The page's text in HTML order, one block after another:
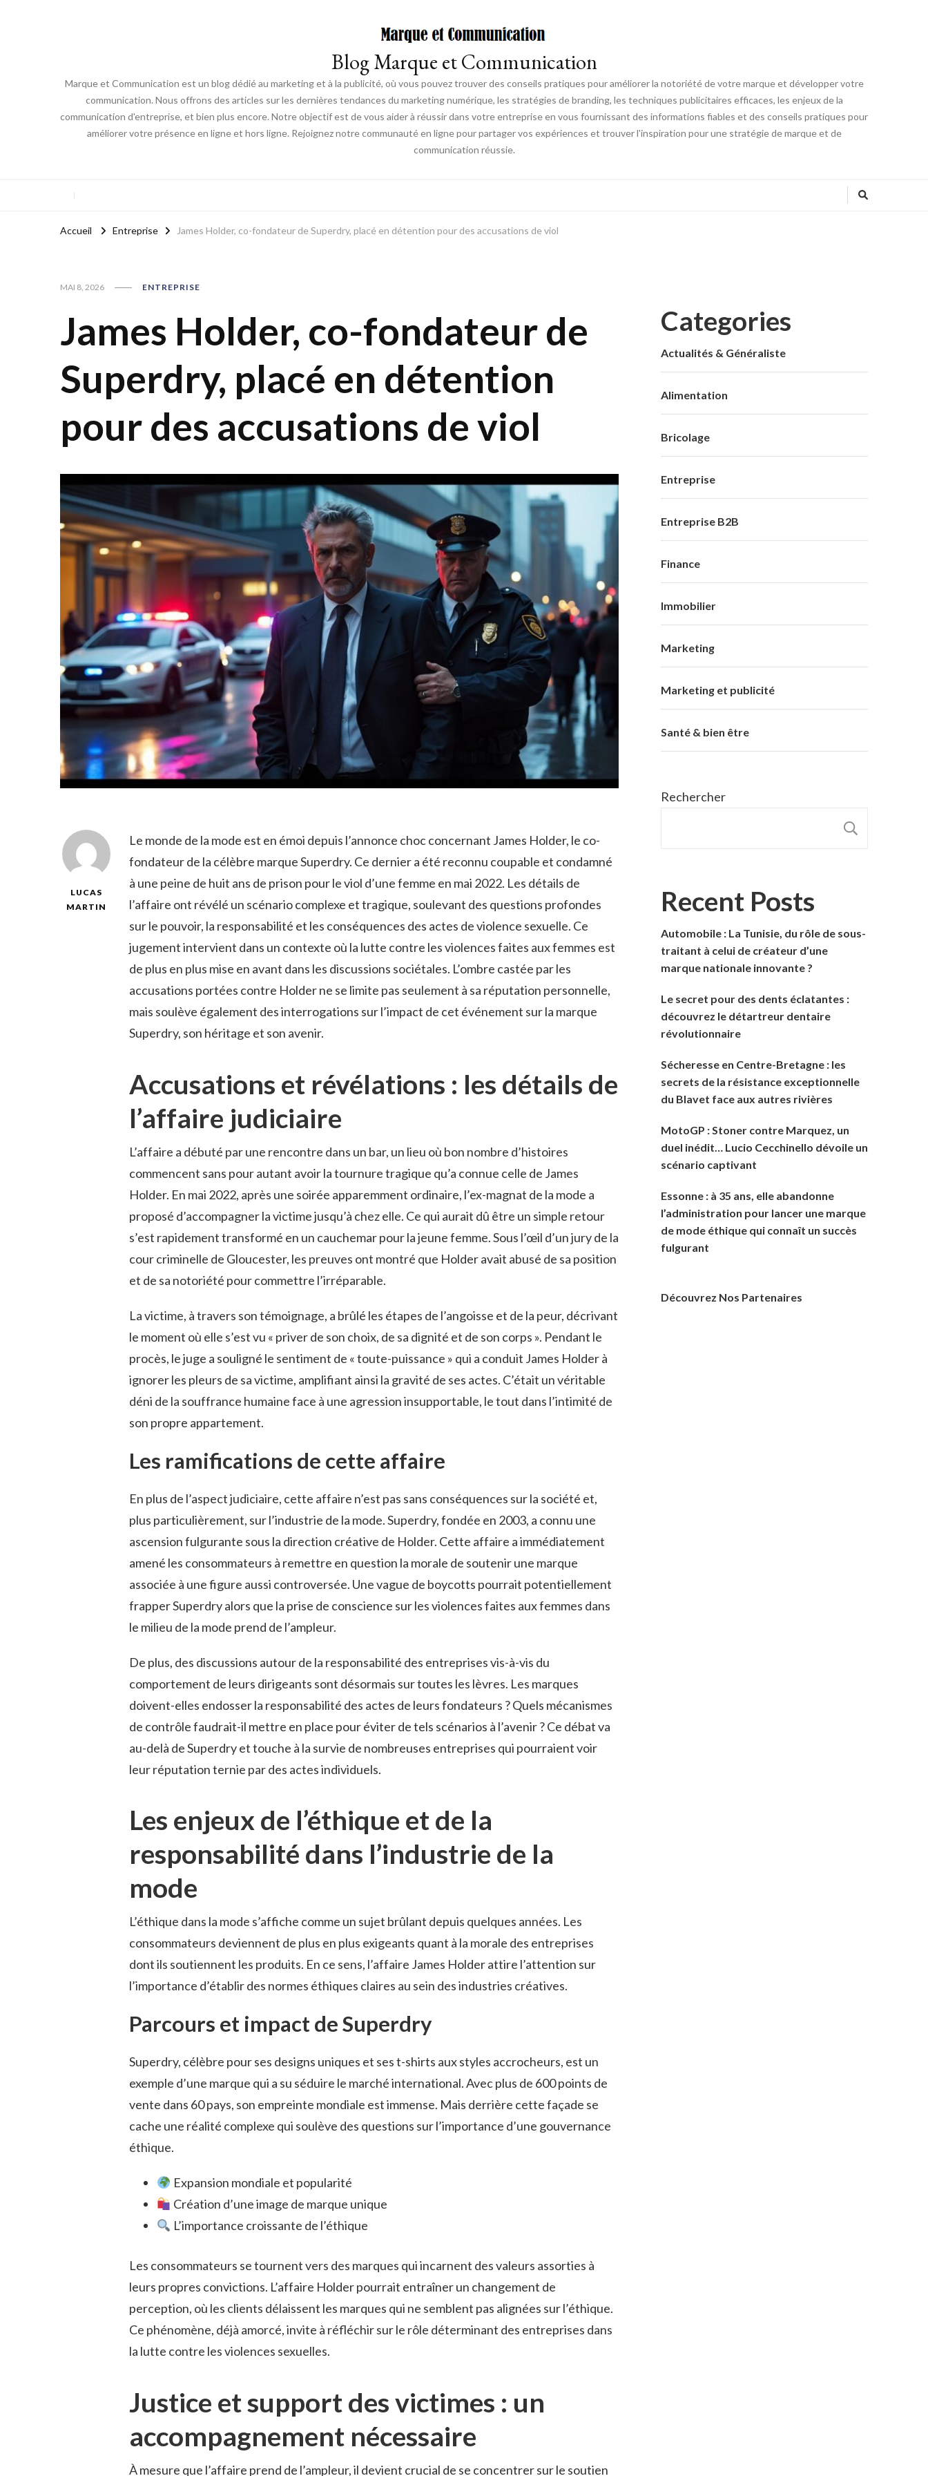
Blog Marque et Communication
Marque et Communication est un blog dédié au marketing et à la publicité, où vous pouvez trouver des conseils pratiques pour améliorer la notoriété de votre marque et développer votre
communication. Nous offrons des articles sur les dernières tendances du marketing numérique, les stratégies de branding, les techniques publicitaires efficaces, les enjeux de la
communication d'entreprise, et bien plus encore. Notre objectif est de vous aider à réussir dans votre entreprise en vous fournissant des informations fiables et des conseils pratiques pour
améliorer votre présence en ligne et hors ligne. Rejoignez notre communauté en ligne pour partager vos expériences et trouver l'inspiration pour une stratégie de marque et de
communication réussie.
Accueil Entreprise James Holder, co-fondateur de Superdry, placé en détention pour des accusations de viol
MAI 8, 2026 ENTREPRISE
James Holder, co-fondateur de
Superdry, placé en détention
pour des accusations de viol
LUCAS
MARTIN
Le monde de la mode est en émoi depuis l’annonce choc concernant James Holder, le co-
fondateur de la célèbre marque Superdry. Ce dernier a été reconnu coupable et condamné
à une peine de huit ans de prison pour le viol d’une femme en mai 2022. Les détails de
l’affaire ont révélé un scénario complexe et tragique, soulevant des questions profondes
sur le pouvoir, la responsabilité et les conséquences des actes de violence sexuelle. Ce
jugement intervient dans un contexte où la lutte contre les violences faites aux femmes est
de plus en plus mise en avant dans les discussions sociétales. L’ombre castée par les
accusations portées contre Holder ne se limite pas seulement à sa réputation personnelle,
mais soulève également des interrogations sur l’impact de cet événement sur la marque
Superdry, son héritage et son avenir.
Accusations et révélations : les détails de
l’affaire judiciaire
L’affaire a débuté par une rencontre dans un bar, un lieu où bon nombre d’histoires
commencent sans pour autant avoir la tournure tragique qu’a connue celle de James
Holder. En mai 2022, après une soirée apparemment ordinaire, l’ex-magnat de la mode a
proposé d’accompagner la victime jusqu’à chez elle. Ce qui aurait dû être un simple retour
s’est rapidement transformé en un cauchemar pour la jeune femme. Sous l’œil d’un jury de la
cour criminelle de Gloucester, les preuves ont montré que Holder avait abusé de sa position
et de sa notoriété pour commettre l’irréparable.
La victime, à travers son témoignage, a brûlé les étapes de l’angoisse et de la peur, décrivant
le moment où elle s’est vu « priver de son choix, de sa dignité et de son corps ». Pendant le
procès, le juge a souligné le sentiment de « toute-puissance » qui a conduit James Holder à
ignorer les pleurs de sa victime, amplifiant ainsi la gravité de ses actes. C’était un véritable
déni de la souffrance humaine face à une agression insupportable, le tout dans l’intimité de
son propre appartement.
Les ramifications de cette affaire
En plus de l’aspect judiciaire, cette affaire n’est pas sans conséquences sur la société et,
plus particulièrement, sur l’industrie de la mode. Superdry, fondée en 2003, a connu une
ascension fulgurante sous la direction créative de Holder. Cette affaire a immédiatement
amené les consommateurs à remettre en question la morale de soutenir une marque
associée à une figure aussi controversée. Une vague de boycotts pourrait potentiellement
frapper Superdry alors que la prise de conscience sur les violences faites aux femmes dans
le milieu de la mode prend de l’ampleur.
De plus, des discussions autour de la responsabilité des entreprises vis-à-vis du
comportement de leurs dirigeants sont désormais sur toutes les lèvres. Les marques
doivent-elles endosser la responsabilité des actes de leurs fondateurs ? Quels mécanismes
de contrôle faudrait-il mettre en place pour éviter de tels scénarios à l’avenir ? Ce débat va
au-delà de Superdry et touche à la survie de nombreuses entreprises qui pourraient voir
leur réputation ternie par des actes individuels.
Les enjeux de l’éthique et de la
responsabilité dans l’industrie de la
mode
L’éthique dans la mode s’affiche comme un sujet brûlant depuis quelques années. Les
consommateurs deviennent de plus en plus exigeants quant à la morale des entreprises
dont ils soutiennent les produits. En ce sens, l’affaire James Holder attire l’attention sur
l’importance d’établir des normes éthiques claires au sein des industries créatives.
Parcours et impact de Superdry
Superdry, célèbre pour ses designs uniques et ses t-shirts aux styles accrocheurs, est un
exemple d’une marque qui a su séduire le marché international. Avec plus de 600 points de
vente dans 60 pays, son empreinte mondiale est immense. Mais derrière cette façade se
cache une réalité complexe qui soulève des questions sur l’importance d’une gouvernance
éthique.
Expansion mondiale et popularité
Création d’une image de marque unique
L’importance croissante de l’éthique
Les consommateurs se tournent vers des marques qui incarnent des valeurs assorties à
leurs propres convictions. L’affaire Holder pourrait entraîner un changement de
perception, où les clients délaissent les marques qui ne semblent pas alignées sur l’éthique.
Ce phénomène, déjà amorcé, invite à réfléchir sur le rôle déterminant des entreprises dans
la lutte contre les violences sexuelles.
Justice et support des victimes : un
accompagnement nécessaire
À mesure que l’affaire prend de l’ampleur, il devient crucial de se concentrer sur le soutien
Categories
Actualités & Généraliste
Alimentation
Bricolage
Entreprise
Entreprise B2B
Finance
Immobilier
Marketing
Marketing et publicité
Santé & bien être
Rechercher
Recent Posts
Automobile : La Tunisie, du rôle de sous-
traitant à celui de créateur d’une
marque nationale innovante ?
Le secret pour des dents éclatantes :
découvrez le détartreur dentaire
révolutionnaire
Sécheresse en Centre-Bretagne : les
secrets de la résistance exceptionnelle
du Blavet face aux autres rivières
MotoGP : Stoner contre Marquez, un
duel inédit… Lucio Cecchinello dévoile un
scénario captivant
Essonne : à 35 ans, elle abandonne
l’administration pour lancer une marque
de mode éthique qui connaît un succès
fulgurant
Découvrez Nos Partenaires